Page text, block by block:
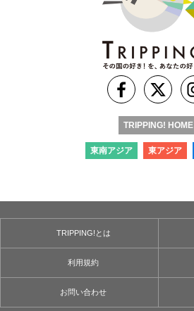
TRIPPING! HOME
東南アジア 東アジア
TRIPPING!とは
利用規約
お問い合わせ